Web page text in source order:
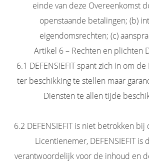
einde van deze Overeenkomst
openstaande betalingen; (b)
eigendomsrechten; (c)
Artikel 6 – Rechten en plichten
6.1 DEFENSIEFIT spant zich in om
ter beschikking te stellen maar
Diensten te allen tijde
6.2 DEFENSIEFIT is niet betrokken bij
Licentienemer, DEFENSIEFIT is
verantwoordelijk voor de inhoud en